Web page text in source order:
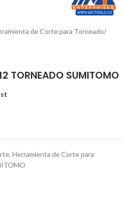
de Corte para Torneado
TORNEADO SUMITOMO
, Herramienta de Corte para